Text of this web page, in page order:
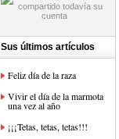
Sus últimos artículos
Feliz día de la raza
Vivir el día de la marmota
una vez al año
¡¡¡Tetas, tetas, tetas!!!